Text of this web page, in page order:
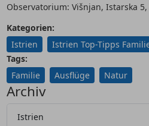
Observatorium: Višnjan, Istarska 5,
Kategorien:
Istrien
Istrien Top-Tipps
Tags:
Familie
Ausflüge Natur
Archiv
Istrien